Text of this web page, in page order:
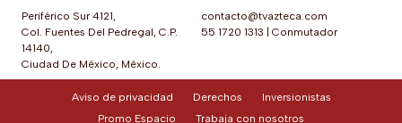
Periférico Sur 4121,
Col. Fuentes Del Pedregal, C.P.
14140,
Ciudad De México, México.
contacto@tvazteca.com
55 1720 1313
Conmutador
Aviso de privacidad Derechos
Inversionistas
Promo Espacio
Trabaja con nosotros